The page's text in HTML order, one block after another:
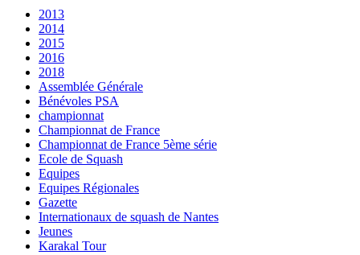
2013
2014
2015
2016
2018
Assemblée Générale
Bénévoles PSA
championnat
Championnat de France
Championnat de France 5ème série
Ecole de Squash
Equipes
Equipes Régionales
Gazette
Internationaux de squash de Nantes
Jeunes
Karakal Tour